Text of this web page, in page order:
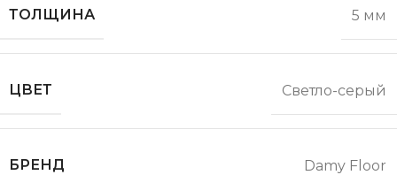
ТОЛЩИНА 5 мм
ЦВЕТ Светло-серый
БРЕНД Damy Floor